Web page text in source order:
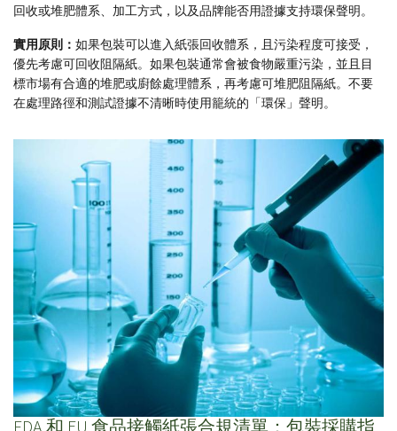
回收或堆肥體系、加工方式，以及品牌能否用證據支持環保聲明。
實用原則： 如果包裝可以進入紙張回收體系，且污染程度可接受，
優先考慮可回收阻隔紙。如果包裝通常會被食物嚴重污染，並且目
標市場有合適的堆肥或廚餘處理體系，再考慮可堆肥阻隔紙。不要
在處理路徑和測試證據不清晰時使用籠統的「環保」聲明。
FDA 和 EU 食品接觸紙張合規清單：包裝採購指